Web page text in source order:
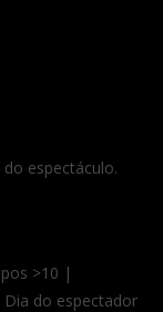
espectáculo.
>10 |
do espectador